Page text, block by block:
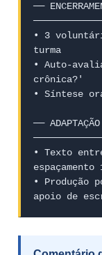
──
• 3
turma
• Auto-
crônica?'
• Síntese
──
• Texto
espaçamento
• Produção
apoio de